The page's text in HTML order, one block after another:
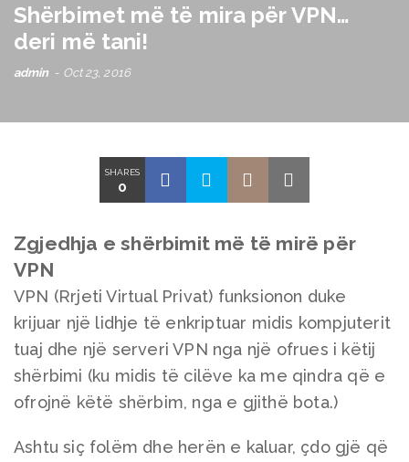
Shërbimet më të mira për VPN…
deri më tani!
admin Oct 23, 2016
SHARES
0
Zgjedhja e shërbimit më të mirë për
VPN
VPN (Rrjeti Virtual Privat) funksionon duke
krijuar një lidhje të enkriptuar midis kompjuterit
tuaj dhe një serveri VPN nga një ofrues i këtij
shërbimi (ku midis të cilëve ka me qindra që e
ofrojnë këtë shërbim, nga e gjithë bota.)
Ashtu siç folëm dhe herën e kaluar, çdo gjë që